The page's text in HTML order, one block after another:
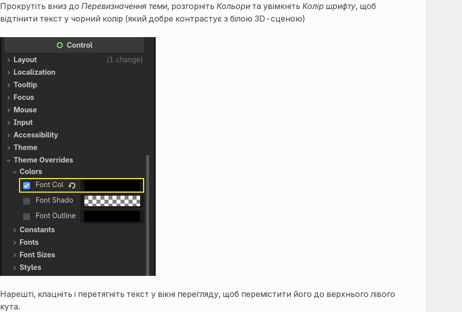
Прокрутіть вниз до Перевизначення теми, розгорніть Кольорита увімкніть Колір шрифту, щоб
відтінити текст у чорний колір (який добре контрастує з білою 3D-сценою)
Нарешті, клацніть і перетягніть текст у вікні перегляду, щоб перемістити його до верхнього лівого
кута.